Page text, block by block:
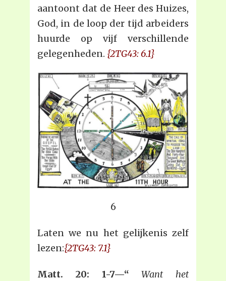
aantoont dat de Heer des Huizes,
God, in de loop der tijd arbeiders
huurde op vijf verschillende
gelegenheden. {2TG43: 6.1}
6
Laten we nu het gelijkenis zelf
lezen:{2TG43: 7.1}
Matt. 20: 1-7—“ Want het